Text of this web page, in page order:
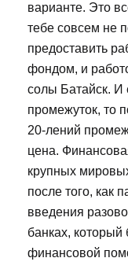
варианте. Это
тебе совсем не
предоставить
фондом, и
солы Батайск. И
промежуток, то
20-лений
цена.
крупных
после того, как
введения
банках,
финансовой